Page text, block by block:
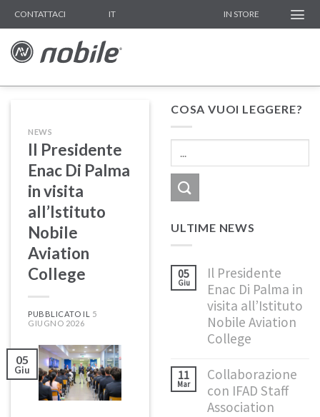
Skip
to
content
CONTATTACI IT IN STORE
NEWS
Il Presidente
Enac Di Palma
in visita
all’Istituto
Nobile
Aviation
College
PUBBLICATO IL 5
GIUGNO 2026
05
Giu
COSA VUOI LEGGERE?
ULTIME NEWS
05
Giu
Il Presidente
Enac Di Palma in
visita all’Istituto
Nobile Aviation
College
11
Mar
Collaborazione
con IFAD Staff
Association